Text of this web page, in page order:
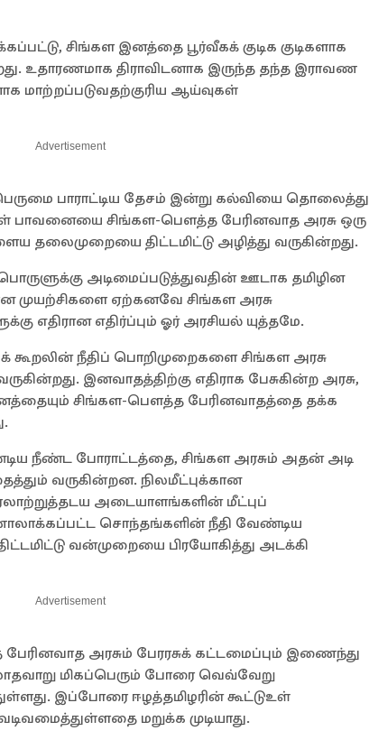
சிங்கள இனத்தை பூர்வீகக் குடிக குடிகளாக
உதாரணமாக திராவிடனாக இருந்த தந்த இராவண
மாற்றப்படுவதற்குரிய ஆய்வுகள்
Advertisement
பாராட்டிய தேசம் இன்று கல்வியை தொலைத்து
பாவனையை சிங்கள-பௌத்த பேரினவாத அரசு ஒரு
தலைமுறையை திட்டமிட்டு அழித்து வருகின்றது.
அடிமைப்படுத்துவதின் ஊடாக தமிழின
முயற்சிகளை ஏற்கனவே சிங்கள அரசு
எதிரான எதிர்ப்பும் ஓர் அரசியல் யுத்தமே.
கூறலின் நீதிப் பொறிமுறைகளை சிங்கள அரசு
இனவாதத்திற்கு எதிராக பேசுகின்ற அரசு,
சிங்கள-பௌத்த பேரினவாதத்தை தக்க
நீண்ட போராட்டத்தை, சிங்கள அரசும் அதன் அடி
வருகின்றன. நிலமீட்புக்கான
அடையாளங்களின் மீட்புப்
சொந்தங்களின் நீதி வேண்டிய
வன்முறையை பிரயோகித்து அடக்கி
Advertisement
அரசும் பேரரசுக் கட்டமைப்பும் இணைந்து
மிகப்பெரும் போரை வெவ்வேறு
இப்போரை ஈழத்தமிழரின் கூட்டுஉள்
மறுக்க முடியாது.